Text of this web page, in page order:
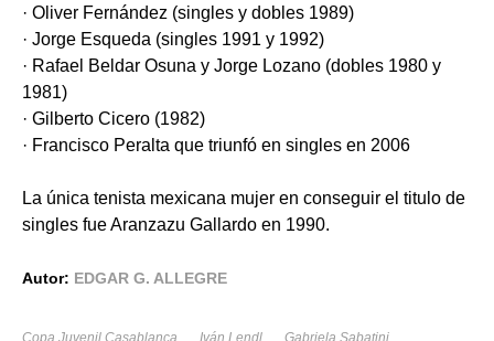
· Oliver Fernández (singles y dobles 1989)
· Jorge Esqueda (singles 1991 y 1992)
· Rafael Beldar Osuna y Jorge Lozano (dobles 1980 y
1981)
· Gilberto Cicero (1982)
· Francisco Peralta que triunfó en singles en 2006
La única tenista mexicana mujer en conseguir el titulo de
singles fue Aranzazu Gallardo en 1990.
Autor: EDGAR G. ALLEGRE